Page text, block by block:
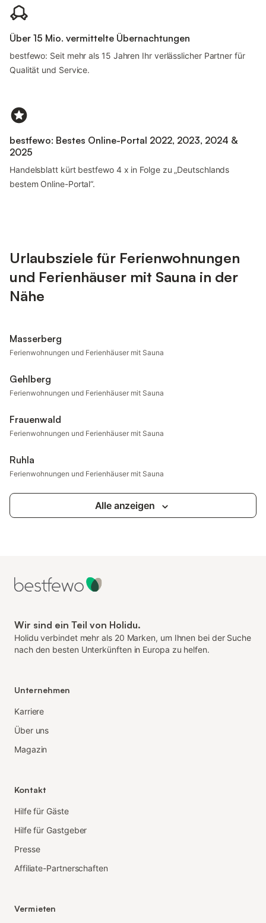
Über 15 Mio. vermittelte Übernachtungen
bestfewo: Seit mehr als 15 Jahren Ihr verlässlicher Partner für
Qualität und Service.
bestfewo: Bestes Online-Portal 2022, 2023, 2024 &
2025
Handelsblatt kürt bestfewo 4 x in Folge zu „Deutschlands
bestem Online-Portal“.
Urlaubsziele für Ferienwohnungen
und Ferienhäuser mit Sauna in der
Nähe
Masserberg
Ferienwohnungen und Ferienhäuser mit Sauna
Gehlberg
Ferienwohnungen und Ferienhäuser mit Sauna
Frauenwald
Ferienwohnungen und Ferienhäuser mit Sauna
Ruhla
Ferienwohnungen und Ferienhäuser mit Sauna
Alle anzeigen
Wir sind ein Teil von Holidu.
Holidu verbindet mehr als 20 Marken, um Ihnen bei der Suche
nach den besten Unterkünften in Europa zu helfen.
Unternehmen
Karriere
Über uns
Magazin
Kontakt
Hilfe für Gäste
Hilfe für Gastgeber
Presse
Affiliate-Partnerschaften
Vermieten